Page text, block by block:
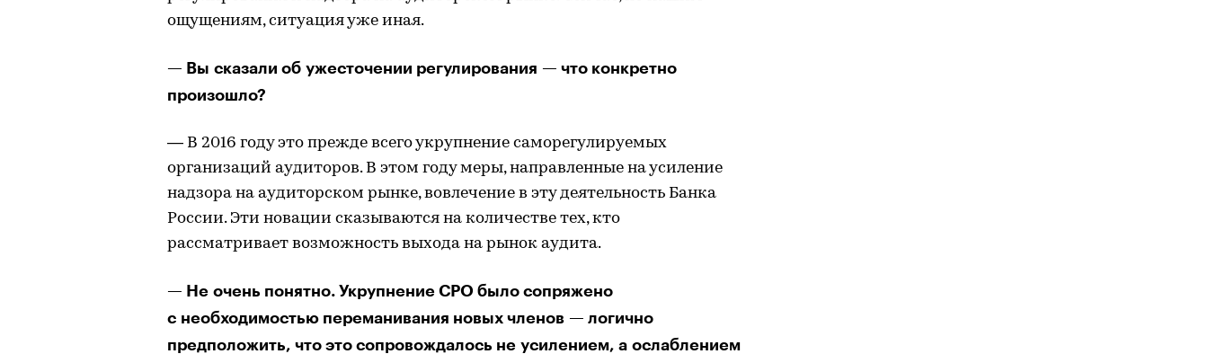
ощущениям, ситуация уже иная.
— Вы сказали об ужесточении регулирования — что конкретно
произошло?
— В 2016 году это прежде всего укрупнение саморегулируемых
организа­ций аудиторов. В этом году меры, направленные на усиление
надзора на аудиторском рынке, вовлечение в эту деятельность Банка
России. Эти новации сказываются на количестве тех, кто
рассматривает возможность выхода на рынок аудита.
— Не очень понятно. Укрупнение СРО было сопряжено
с необходимостью переманивания новых членов — логично
предположить, что это сопровождалось не усилением, а ослаблением